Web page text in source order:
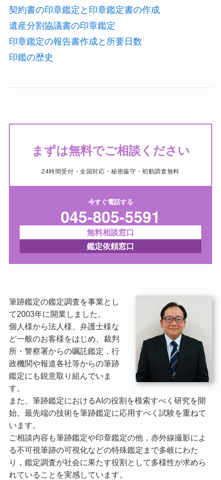
契約書の印章鑑定と印章鑑定書の作成
遺産分割協議書の印章鑑定
印章鑑定の報告書作成と所要日数
印鑑の歴史
まずは無料でご相談ください
24時間受付・全国対応・秘密厳守・初動調査無料
今すぐ電話する
045-805-5591
無料相談窓口
鑑定依頼窓口
筆跡鑑定の鑑定調査を事業とし
て2003年に開業しました。
個人様から法人様、弁護士様な
ど一般のお客様をはじめ、裁判
所・警察署からの嘱託鑑定，行
政機関や報道各社等からの筆跡
鑑定にも鋭意取り組んでいま
す。
また、筆跡鑑定におけるAIの役割を模索すべく研究を開
始。最先端の技術を筆跡鑑定に応用すべく試験を重ねて
います。
ご相談内容も筆跡鑑定や印章鑑定の他，赤外線撮影によ
る不可視筆跡の可視化などの特殊鑑定まで多岐にわた
り，鑑定調査が社会に果たす役割として多様性が求めら
れていることを実感しています。